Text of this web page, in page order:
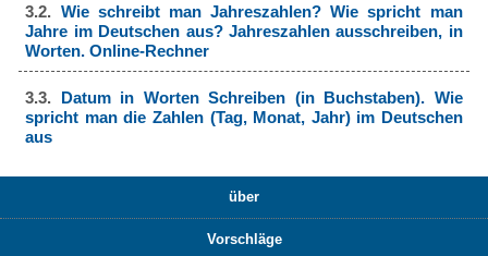
3.2. Wie schreibt man Jahreszahlen? Wie spricht man
Jahre im Deutschen aus? Jahreszahlen ausschreiben, in
Worten. Online-Rechner
3.3. Datum in Worten Schreiben (in Buchstaben). Wie
spricht man die Zahlen (Tag, Monat, Jahr) im Deutschen
aus
über
Vorschläge